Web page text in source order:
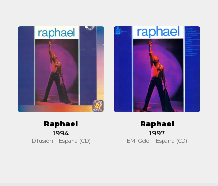
Raphael
Raphael
1994
Difusión – España (CD)
Raphael
Raphael
1997
EMI Gold – España (CD)